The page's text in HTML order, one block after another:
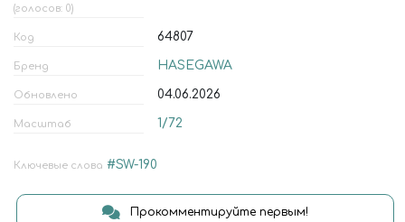
(голосов: 0)
Код 64807
Бренд HASEGAWA
Обновлено 04.06.2026
Масштаб 1/72
Ключевые слова #SW-190
Прокомментируйте первым!